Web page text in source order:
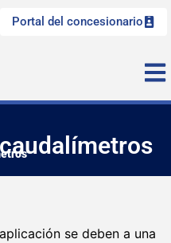
Portal del concesionario
se deben a una